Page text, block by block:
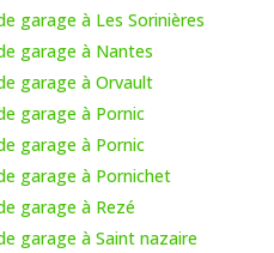
garage à Les Sorinières
garage à Nantes
garage à Orvault
garage à Pornic
garage à Pornic
garage à Pornichet
garage à Rezé
garage à Saint nazaire